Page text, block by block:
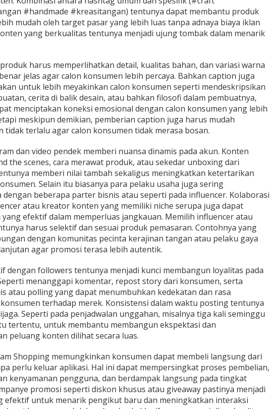
#handmade #kreasitangan) tentunya dapat membantu produk
mudah oleh target pasar yang lebih luas tanpa adnaya biaya iklan
yang berkualitas tentunya menjadi ujung tombak dalam menarik
harus memperlihatkan detail, kualitas bahan, dan variasi warna
jelas agar calon konsumen lebih percaya. Bahkan caption juga
untuk lebih meyakinkan calon konsumen seperti mendeskripsikan
cerita di balik desain, atau bahkan filosofi dalam pembuatnya,
menciptakan koneksi emosional dengan calon konsumen yang lebih
meskipun demikian, pemberian caption juga harus mudah
tidak terlalu agar calon konsumen tidak merasa bosan.
dan video pendek memberi nuansa dinamis pada akun. Konten
the scenes, cara merawat produk, atau sekedar unboxing dari
memberi nilai tambah sekaligus meningkatkan ketertarikan
Selain itu biasanya para pelaku usaha juga sering
dengan beberapa parter bisnis atau seperti pada influencer. Kolaborasi
atau kreator konten yang memiliki niche serupa juga dapat
yang efektif dalam memperluas jangkauan. Memilih influencer atau
harus selektif dan sesuai produk pemasaran. Contohnya yang
dengan komunitas pecinta kerajinan tangan atau pelaku gaya
agar promosi terasa lebih autentik.
dengan followers tentunya menjadi kunci membangun loyalitas pada
menanggapi komentar, repost story dari konsumen, serta
atau polling yang dapat menumbuhkan kedekatan dan rasa
terhadap merek. Konsistensi dalam waktu posting tentunya
Seperti pada penjadwalan unggahan, misalnya tiga kali seminggu
tertentu, untuk membantu membangun ekspektasi dan
peluang konten dilihat secara luas.
Shopping memungkinkan konsumen dapat membeli langsung dari
perlu keluar aplikasi. Hal ini dapat mempersingkat proses pembelian,
kenyamanan pengguna, dan berdampak langsung pada tingkat
promosi seperti diskon khusus atau giveaway pastinya menjadi
efektif untuk menarik pengikut baru dan meningkatkan interaksi